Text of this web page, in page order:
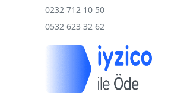
0232 712 10 50
0532 623 32 62